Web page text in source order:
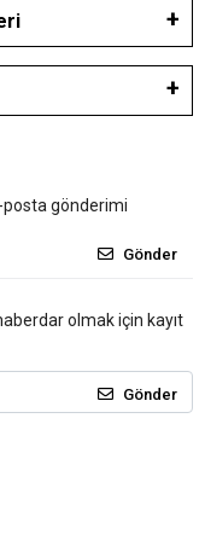
posta gönderimi
Gönder
olmak için kayıt
Gönder